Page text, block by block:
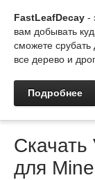
FastLeafDecay -
вам добывать
сможете срубать
все дерево и
Подробнее
Скачать
для